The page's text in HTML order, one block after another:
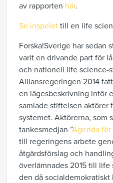
av rapporten här.
Se inspelet till en life
Forska!Sverige har sedan
varit en drivande part för
och nationell life science-
Alliansregeringen 2014
en lägesbeskrivning inför
samlade stiftelsen aktörer
systemet. Aktörerna, som
tankesmedjan ”Agenda för
till regeringens arbete
åtgärdsförslag och
överlämnades 2015 till
den då